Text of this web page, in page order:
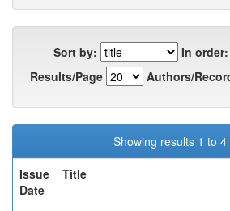
Sort by:
In order:
Results/Page
Authors/
Showing results 1 to 4
Issue
Date
Title